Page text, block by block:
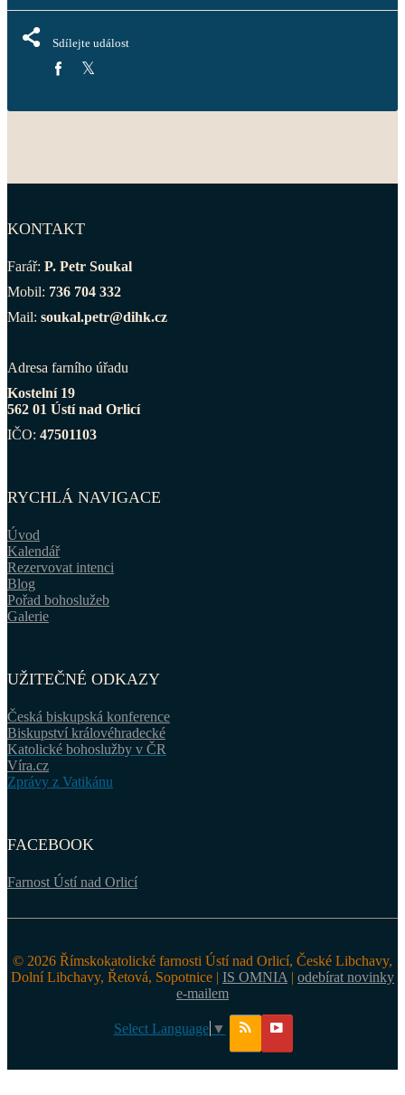
Sdílejte událost
KONTAKT
Farář: P. Petr Soukal
Mobil: 736 704 332
Mail: soukal.petr@dihk.cz
Adresa farního úřadu
Kostelní 19
562 01 Ústí nad Orlicí
IČO: 47501103
RYCHLÁ NAVIGACE
Úvod
Kalendář
Rezervovat intenci
Blog
Pořad bohoslužeb
Galerie
UŽITEČNÉ ODKAZY
Česká biskupská konference
Biskupství královéhradecké
Katolické bohoslužby v ČR
Víra.cz
Zprávy z Vatikánu
FACEBOOK
Farnost Ústí nad Orlicí
© 2026 Římskokatolické farnosti Ústí nad Orlicí, České Libchavy,
Dolní Libchavy, Řetová, Sopotnice | IS OMNIA | odebírat novinky
e-mailem
Select Language ▼